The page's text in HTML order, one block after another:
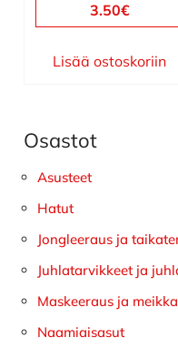
3.50€
Lisää ostoskoriin
Ensisijainen
sivupalkki
Osastot
Asusteet
Hatut
Jongleeraus ja
Juhlatarvikkeet ja
Maskeeraus ja
Naamiaisasut